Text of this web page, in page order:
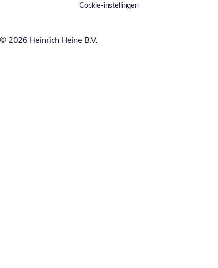
Cookie-instellingen
© 2026 Heinrich Heine B.V.